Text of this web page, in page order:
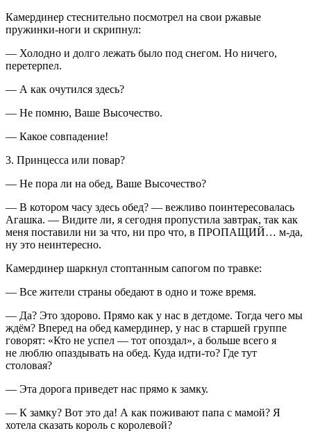
Камердинер стеснительно посмотрел на свои ржавые
пружинки-ноги и скрипнул:
— Холодно и долго лежать было под снегом. Но ничего,
перетерпел.
— А как очутился здесь?
— Не помню, Ваше Высочество.
— Какое совпадение!
3. Принцесса или повар?
— Не пора ли на обед, Ваше Высочество?
— В котором часу здесь обед? — вежливо поинтересовалась
Агашка. — Видите ли, я сегодня пропустила завтрак, так как
меня поставили ни за что, ни про что, в ПРОПАЩИЙ… м-да,
ну это неинтересно.
Камердинер шаркнул стоптанным сапогом по травке:
— Все жители страны обедают в одно и тоже время.
— Да? Это здорово. Прямо как у нас в детдоме. Тогда чего мы
ждём? Вперед на обед камердинер, у нас в старшей группе
говорят: «Кто не успел — тот опоздал», а больше всего я
не люблю опаздывать на обед. Куда идти-то? Где тут
столовая?
— Эта дорога приведет нас прямо к замку.
— К замку? Вот это да! А как поживают папа с мамой? Я
хотела сказать король с королевой?